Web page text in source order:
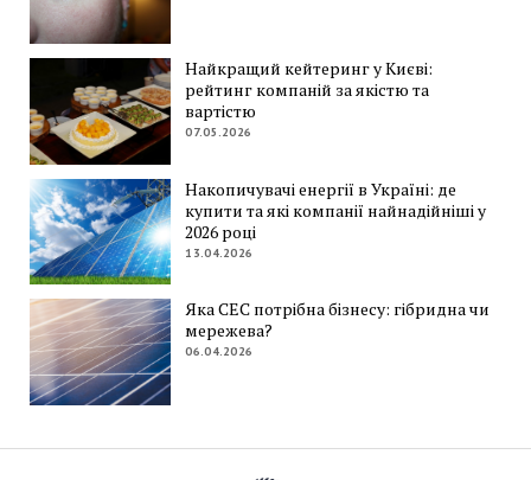
Найкращий кейтеринг у Києві:
рейтинг компаній за якістю та
вартістю
07.05.2026
Накопичувачі енергії в Україні: де
купити та які компанії найнадійніші у
2026 році
13.04.2026
Яка СЕС потрібна бізнесу: гібридна чи
мережева?
06.04.2026